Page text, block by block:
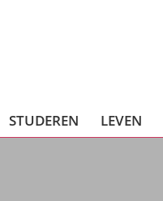
STUDEREN LEVEN